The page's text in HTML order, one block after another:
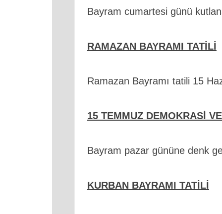
Bayram cumartesi günü
RAMAZAN BAYRAMI TATİLİ
Ramazan Bayramı tatili 15
15 TEMMUZ DEMOKRASİ
Bayram pazar gününe denk
KURBAN BAYRAMI TATİLİ